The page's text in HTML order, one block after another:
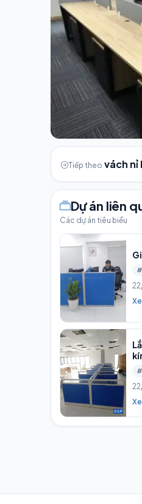
Tiếp theo vách nỉ
Dự án liên
Các dự án tiêu biểu